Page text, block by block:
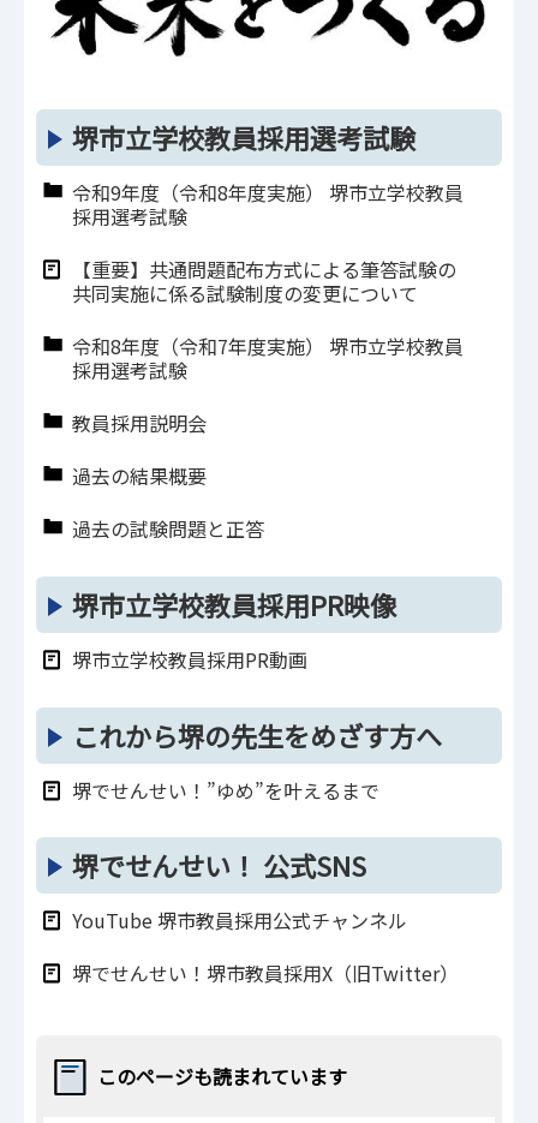
堺市立学校教員採用選考試験
令和9年度（令和8年度実施） 堺市立学校教員
採用選考試験
【重要】共通問題配布方式による筆答試験の
共同実施に係る試験制度の変更について
令和8年度（令和7年度実施） 堺市立学校教員
採用選考試験
教員採用説明会
過去の結果概要
過去の試験問題と正答
堺市立学校教員採用PR映像
堺市立学校教員採用PR動画
これから堺の先生をめざす方へ
堺でせんせい！”ゆめ”を叶えるまで
堺でせんせい！ 公式SNS
YouTube 堺市教員採用公式チャンネル
堺でせんせい！堺市教員採用X（旧Twitter）
このページも読まれています